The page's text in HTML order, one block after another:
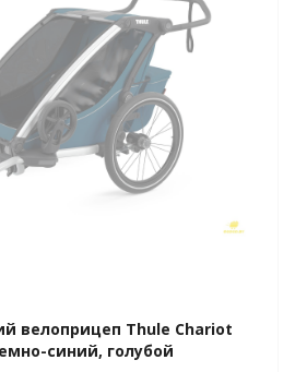
велоприцеп Thule Chariot
синий, голубой